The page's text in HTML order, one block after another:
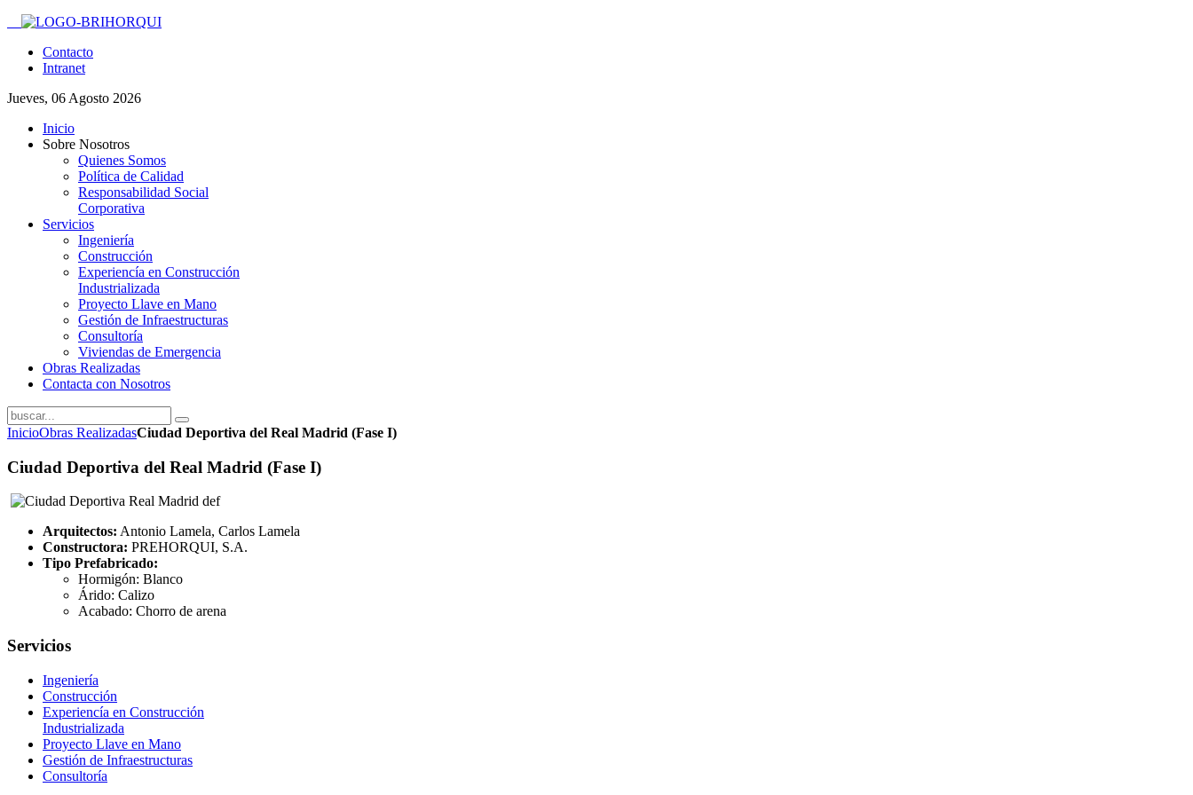
Contacto
Intranet
Jueves, 06 Agosto 2026
Inicio
Sobre Nosotros
Quienes Somos
Política de Calidad
Responsabilidad Social
Corporativa
Servicios
Ingeniería
Construcción
Experiencía en Construcción
Industrializada
Proyecto Llave en Mano
Gestión de Infraestructuras
Consultoría
Viviendas de Emergencia
Obras Realizadas
Contacta con Nosotros
InicioObras RealizadasCiudad Deportiva del Real Madrid (Fase I)
Ciudad Deportiva del Real Madrid (Fase I)
Arquitectos: Antonio Lamela, Carlos Lamela
Constructora: PREHORQUI, S.A.
Tipo Prefabricado:
Hormigón: Blanco
Árido: Calizo
Acabado: Chorro de arena
Servicios
Ingeniería
Construcción
Experiencía en Construcción
Industrializada
Proyecto Llave en Mano
Gestión de Infraestructuras
Consultoría